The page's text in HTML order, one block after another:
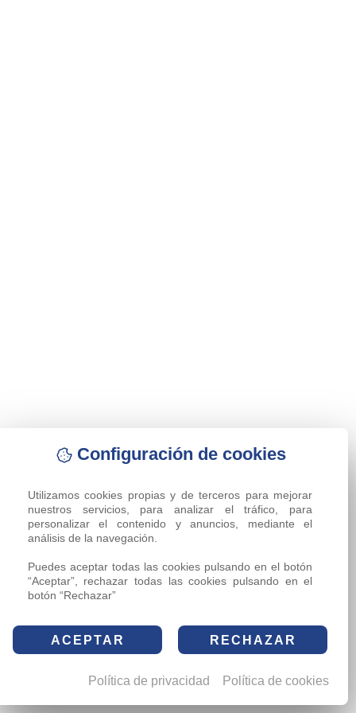
Configuración de cookies
Utilizamos cookies propias y de terceros para mejorar
nuestros servicios, para analizar el tráfico, para
personalizar el contenido y anuncios, mediante el
análisis de la navegación.
Puedes aceptar todas las cookies pulsando en el botón
“Aceptar”, rechazar todas las cookies pulsando en el
botón “Rechazar”
ACEPTAR RECHAZAR
Política de privacidad Política de cookies